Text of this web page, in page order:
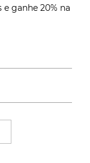
e ganhe 20% na